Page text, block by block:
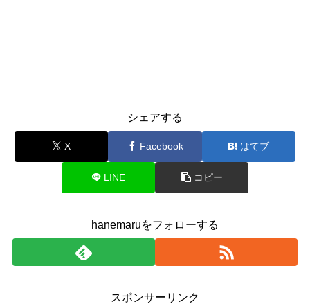
シェアする
X Facebook はてブ
LINE コピー
hanemaruをフォローする
スポンサーリンク